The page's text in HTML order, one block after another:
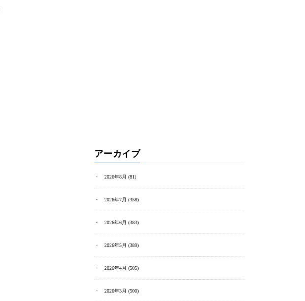
アーカイブ
2026年8月 (81)
2026年7月 (358)
2026年6月 (383)
2026年5月 (389)
2026年4月 (505)
2026年3月 (500)